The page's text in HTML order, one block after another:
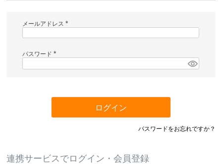
メールアドレス
必
パスワード
必
ログイン
パスワードをお忘れですか？
連携サービスでログイン・会員登録